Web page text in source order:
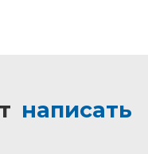
написать